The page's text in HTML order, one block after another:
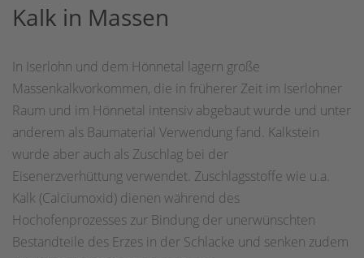
Kalk in Massen
In Iserlohn und dem Hönnetal lagern große
Massenkalkvorkommen, die in früherer Zeit im Iserlohner
Raum und im Hönnetal intensiv abgebaut wurde und unter
anderem als Baumaterial Verwendung fand. Kalkstein
wurde aber auch als Zuschlag bei der
Eisenerzverhüttung verwendet. Zuschlagsstoffe wie u.a.
Kalk (Calciumoxid) dienen während des
Hochofenprozesses zur Bindung der unerwünschten
Bestandteile des Erzes in der Schlacke und senken zudem